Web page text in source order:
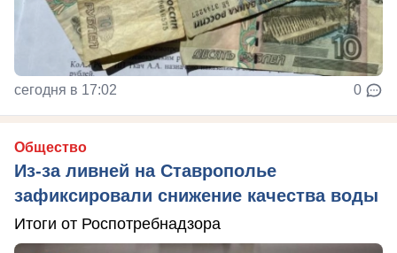
сегодня в 17:02 0
Общество
Из-за ливней на Ставрополье
зафиксировали снижение качества воды
Итоги от Роспотребнадзора